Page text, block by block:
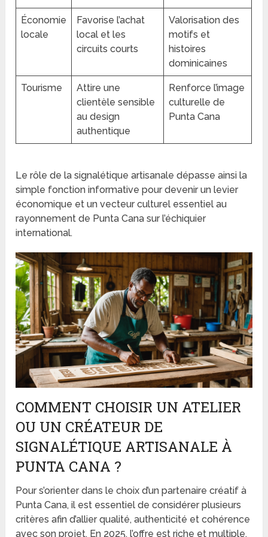
Économie
locale
Favorise l’achat
local et les
circuits courts
Valorisation des
motifs et
histoires
dominicaines
Tourisme
Attire une
clientèle sensible
au design
authentique
Renforce l’image
culturelle de
Punta Cana
Le rôle de la signalétique artisanale dépasse ainsi la
simple fonction informative pour devenir un levier
économique et un vecteur culturel essentiel au
rayonnement de Punta Cana sur l’échiquier
international.
COMMENT CHOISIR UN ATELIER
OU UN CRÉATEUR DE
SIGNALÉTIQUE ARTISANALE À
PUNTA CANA ?
Pour s’orienter dans le choix d’un partenaire créatif à
Punta Cana, il est essentiel de considérer plusieurs
critères afin d’allier qualité, authenticité et cohérence
avec son projet. En 2025, l’offre est riche et multiple,